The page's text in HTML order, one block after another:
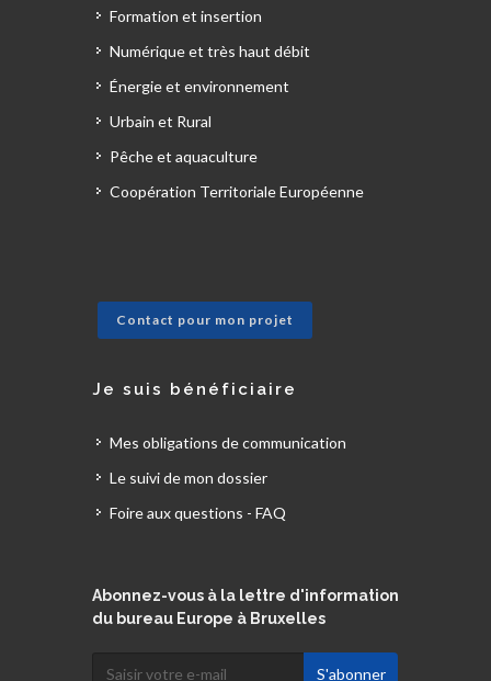
Formation et insertion
Numérique et très haut débit
Énergie et environnement
Urbain et Rural
Pêche et aquaculture
Coopération Territoriale Européenne
Contact pour mon projet
Je suis bénéficiaire
Mes obligations de communication
Le suivi de mon dossier
Foire aux questions - FAQ
Abonnez-vous à la lettre d'information
du bureau Europe à Bruxelles